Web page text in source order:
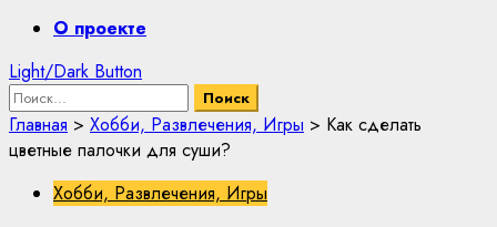
PrimaryО проекте
Light/Dark Button
Найти:
Главная > Хобби, Развлечения, Игры > Как сделать
цветные палочки для суши?
Хобби, Развлечения, Игры